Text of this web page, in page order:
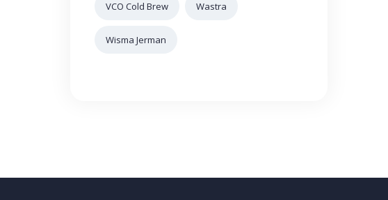
VCO Cold Brew Wastra
Wisma Jerman